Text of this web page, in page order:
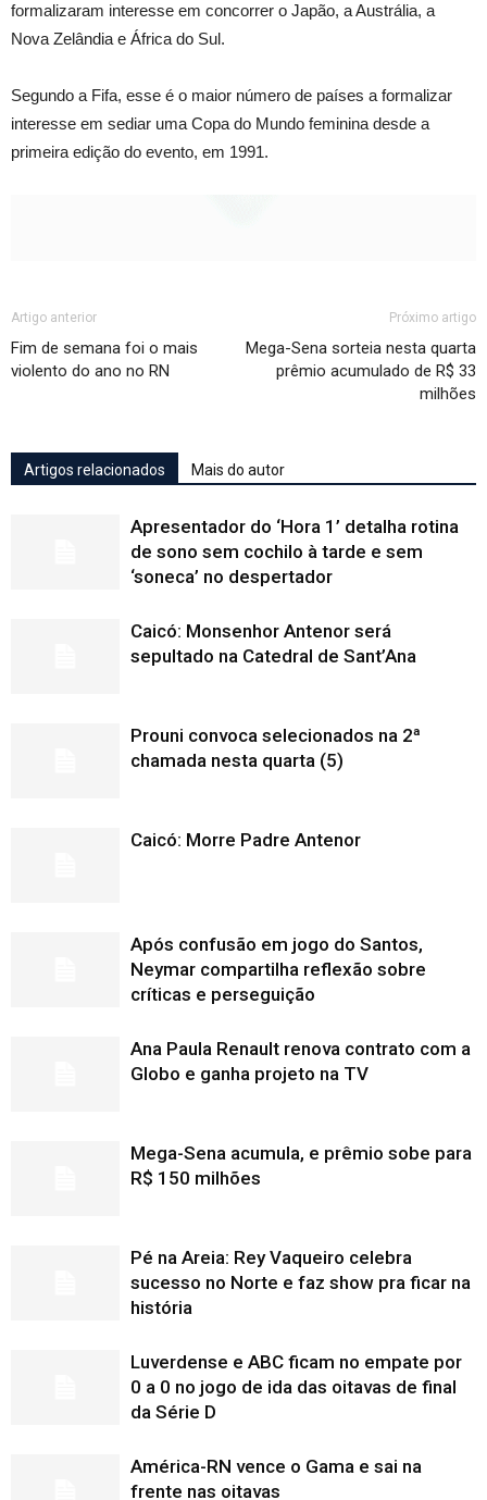
formalizaram interesse em concorrer o Japão, a Austrália, a
Nova Zelândia e África do Sul.
Segundo a Fifa, esse é o maior número de países a formalizar
interesse em sediar uma Copa do Mundo feminina desde a
primeira edição do evento, em 1991.
Artigo anterior
Fim de semana foi o mais
violento do ano no RN
Próximo artigo
Mega-Sena sorteia nesta quarta
prêmio acumulado de R$ 33
milhões
Artigos relacionados Mais do autor
Apresentador do ‘Hora 1’ detalha rotina
de sono sem cochilo à tarde e sem
‘soneca’ no despertador
Caicó: Monsenhor Antenor será
sepultado na Catedral de Sant’Ana
Prouni convoca selecionados na 2ª
chamada nesta quarta (5)
Caicó: Morre Padre Antenor
Após confusão em jogo do Santos,
Neymar compartilha reflexão sobre
críticas e perseguição
Ana Paula Renault renova contrato com a
Globo e ganha projeto na TV
Mega-Sena acumula, e prêmio sobe para
R$ 150 milhões
Pé na Areia: Rey Vaqueiro celebra
sucesso no Norte e faz show pra ficar na
história
Luverdense e ABC ficam no empate por
0 a 0 no jogo de ida das oitavas de final
da Série D
América-RN vence o Gama e sai na
frente nas oitavas